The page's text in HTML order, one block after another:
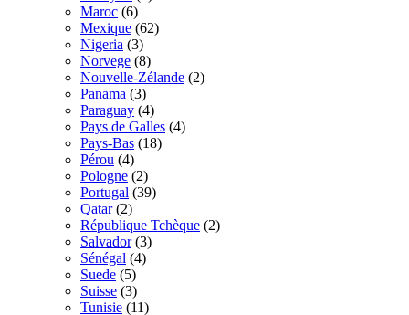
Maroc (6)
Mexique (62)
Nigeria (3)
Norvege (8)
Nouvelle-Zélande (2)
Panama (3)
Paraguay (4)
Pays de Galles (4)
Pays-Bas (18)
Pérou (4)
Pologne (2)
Portugal (39)
Qatar (2)
République Tchèque (2)
Salvador (3)
Sénégal (4)
Suede (5)
Suisse (3)
Tunisie (11)